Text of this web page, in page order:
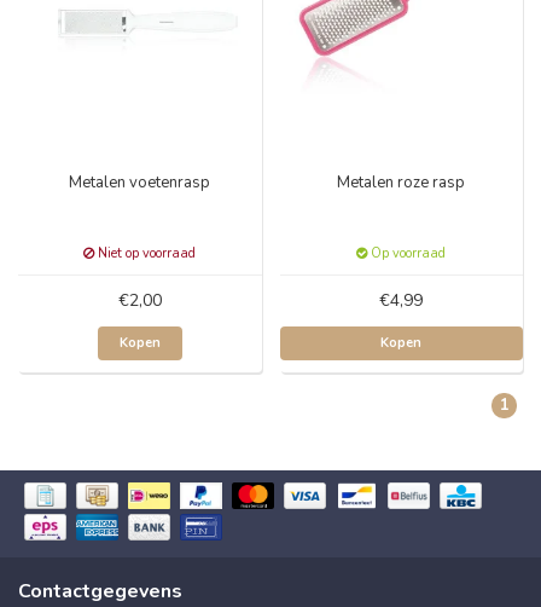
Metalen voetenrasp
Niet op voorraad
€2,00
Kopen
Metalen roze rasp
Op voorraad
€4,99
Kopen
1
Contactgegevens